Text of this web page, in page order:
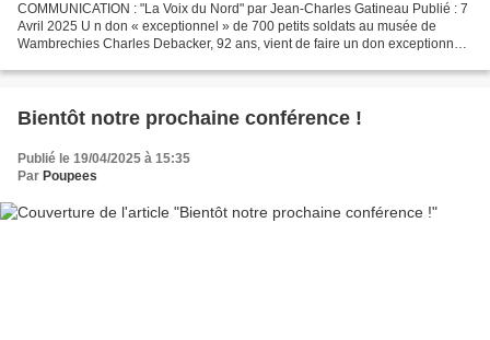
COMMUNICATION : "La Voix du Nord" par Jean-Charles Gatineau Publié : 7
Avril 2025 U n don « exceptionnel » de 700 petits soldats au musée de
Wambrechies Charles Debacker, 92 ans, vient de faire un don exceptionnel
Bientôt notre prochaine conférence !
Publié le 19/04/2025 à 15:35
Par Poupees